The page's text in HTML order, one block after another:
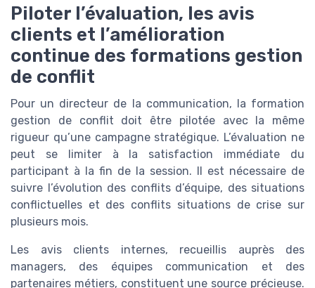
Piloter l’évaluation, les avis
clients et l’amélioration
continue des formations gestion
de conflit
Pour un directeur de la communication, la formation
gestion de conflit doit être pilotée avec la même
rigueur qu’une campagne stratégique. L’évaluation ne
peut se limiter à la satisfaction immédiate du
participant à la fin de la session. Il est nécessaire de
suivre l’évolution des conflits d’équipe, des situations
conflictuelles et des conflits situations de crise sur
plusieurs mois.
Les avis clients internes, recueillis auprès des
managers, des équipes communication et des
partenaires métiers, constituent une source précieuse.